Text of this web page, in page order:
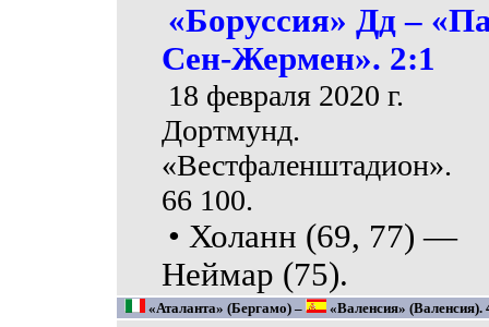
«Боруссия» Дд –
Сен-Жермен». 2:1
18 февраля 2020 г.
Дортмунд.
«Вестфаленштадион».
66 100.
• Холанн (69, 77) —
Неймар (75).
«Аталанта» (Бергамо) – «Валенсия» (Валенсия).